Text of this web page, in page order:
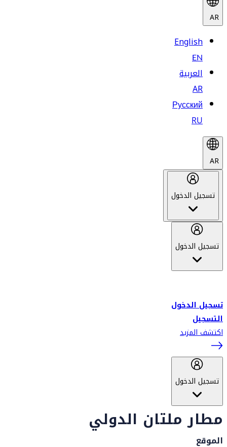
AR
English
EN
العربية
AR
Русский
RU
AR
تسجيل الدخول
تسجيل الدخول
تسجيل الدخول
التسجيل
اكتشف المزيد
تسجيل الدخول
مطار ملتان الدولي
الموقع